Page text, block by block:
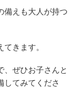
備えも大人が持つ
きます。
、ぜひお子さんと
してみてくださ